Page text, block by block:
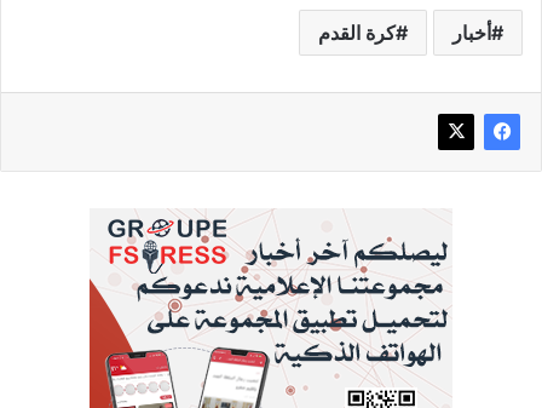
أخبار كرة القدم